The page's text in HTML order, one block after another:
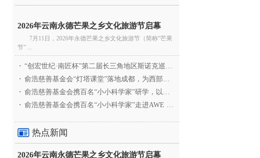
2026年云南永德芒果之乡文化旅游节启幕
7月11日，2026年永德芒果之乡文化旅游节（简称“芒果
节” ...
· “创宏世纪·南匠杯”第二届长三角地区斯诺克巡回赛（江
· 俞浩慈善基金会“灯塔课堂”落地成都，为西部学子搭建
· 俞浩慈善基金会携百名“小小科学家”研学，以顶尖科创
· 俞浩慈善基金会携百名“小小科学家”走进AWE 探访追觅
热点新闻
2026年云南永德芒果之乡文化旅游节启幕